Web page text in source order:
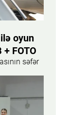
oyun
FOTO
səfər